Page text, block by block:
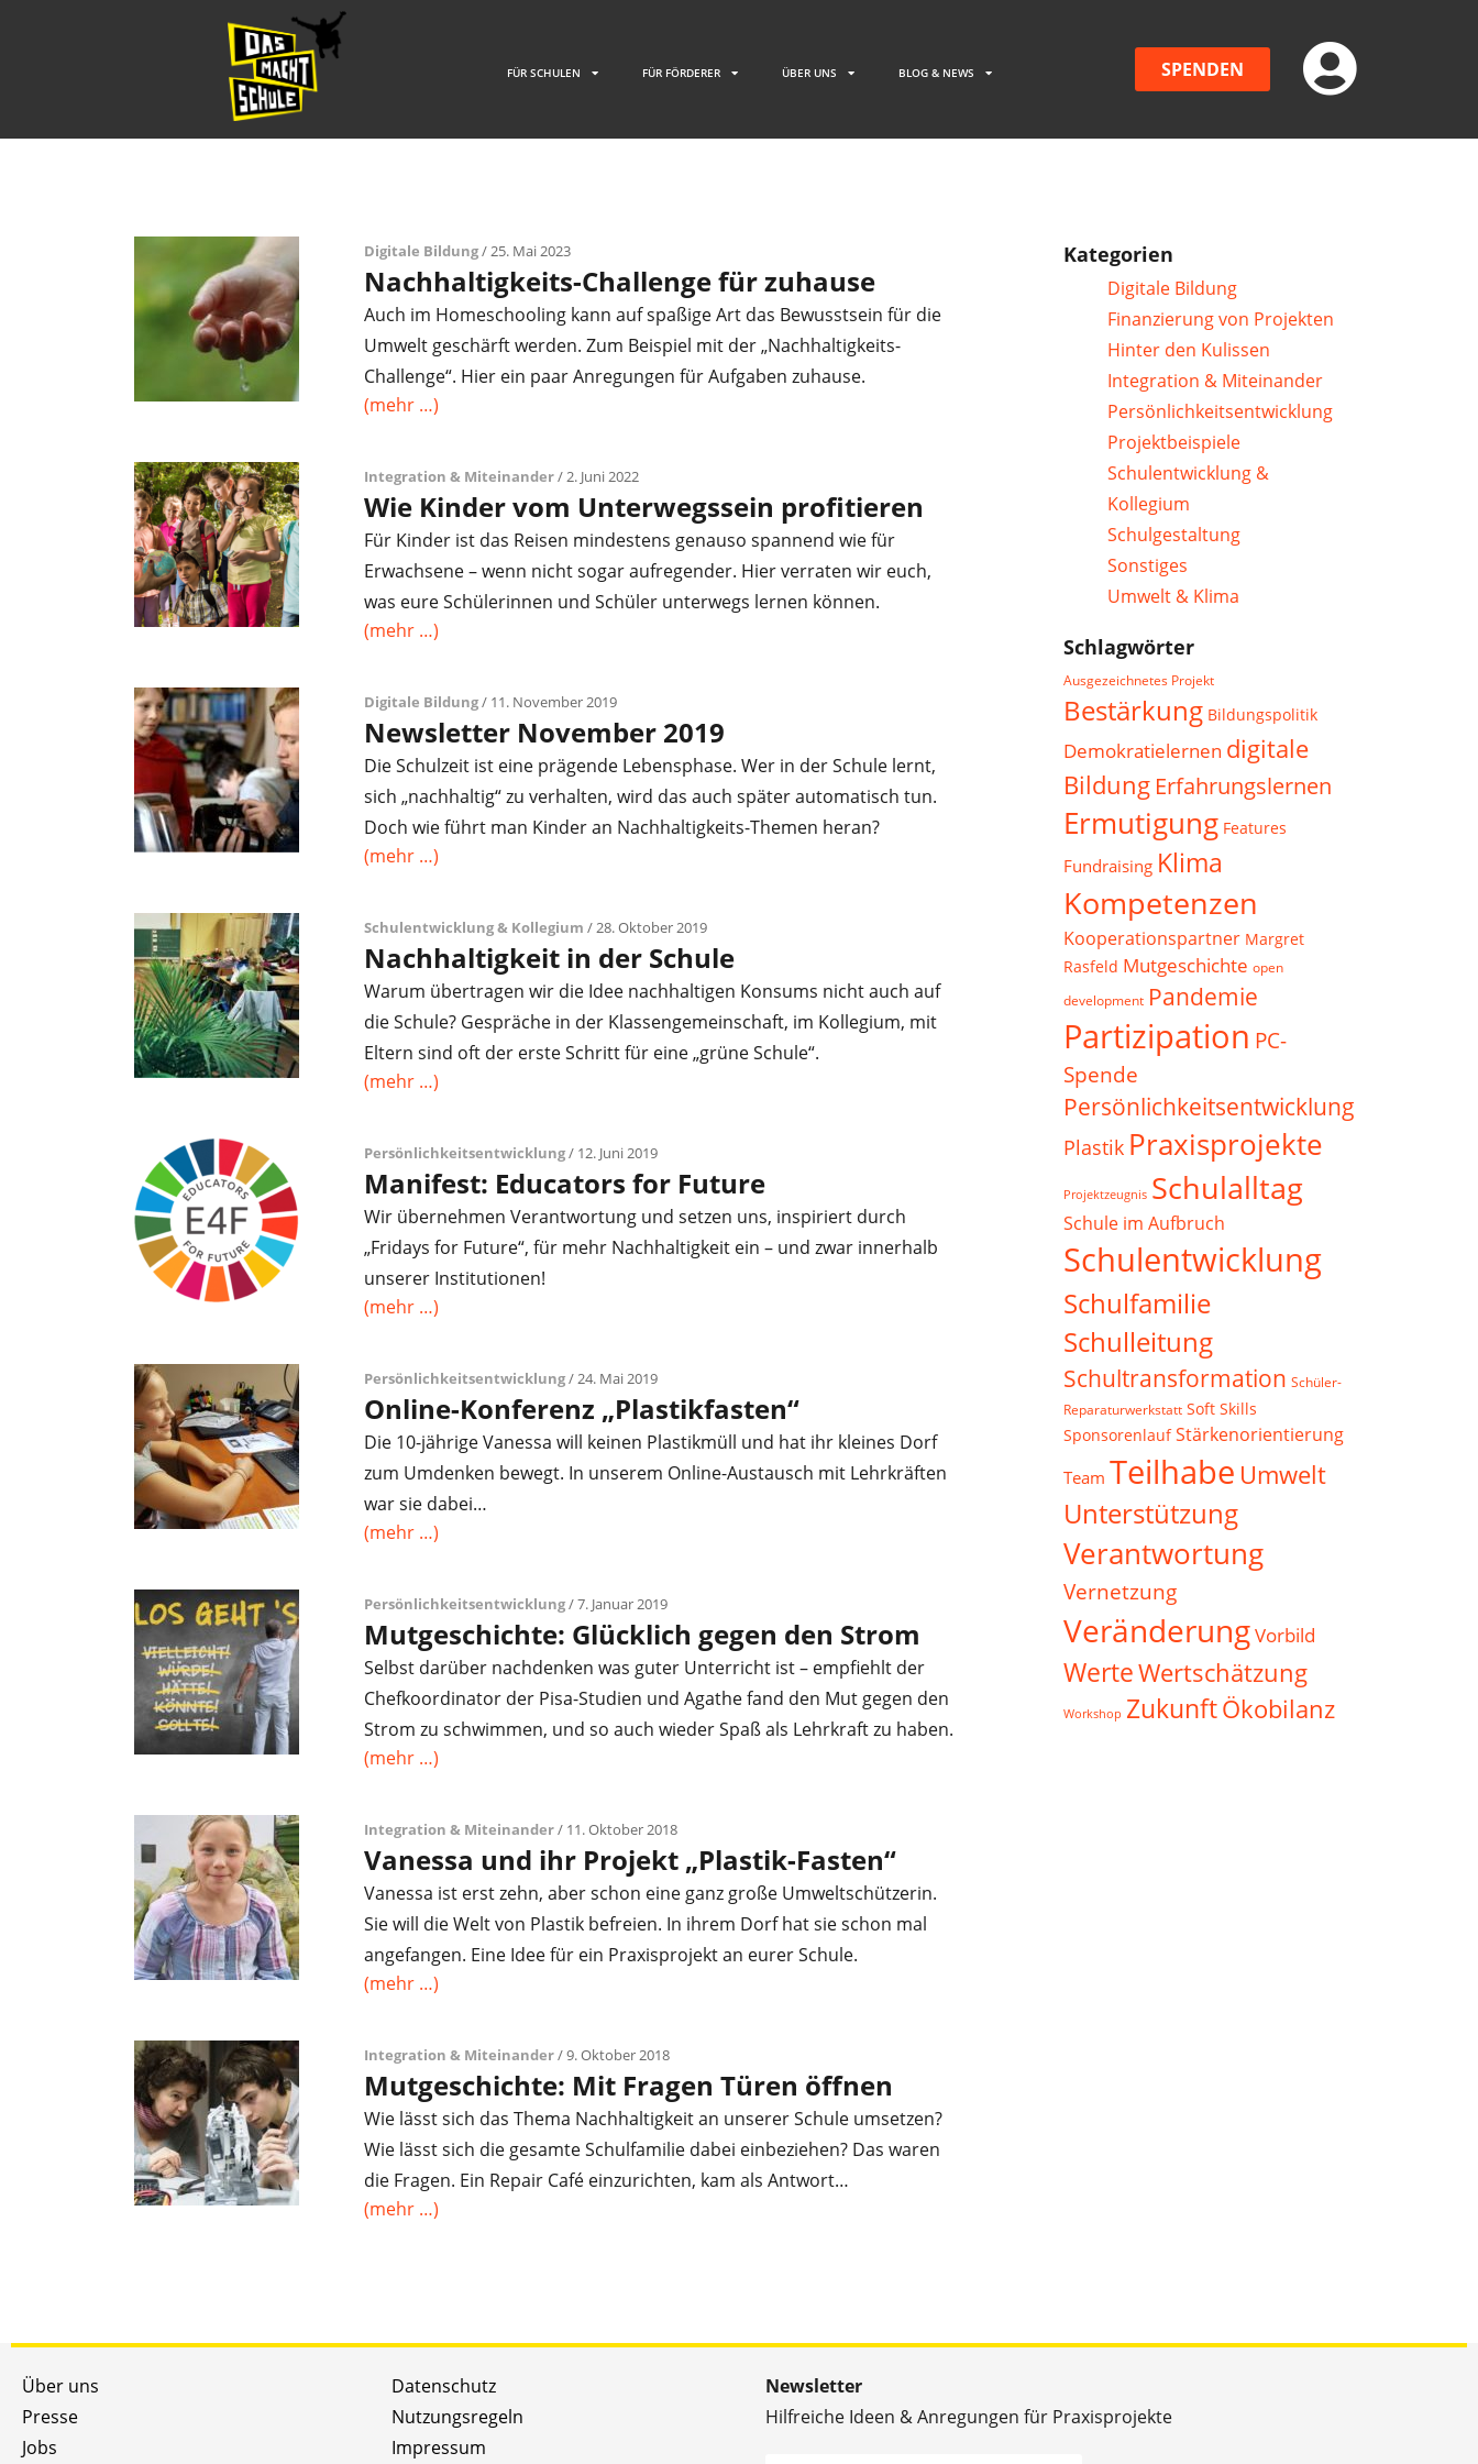
FÜR SCHULEN FÜR FÖRDERER ÜBER UNS BLOG & NEWS SPENDEN
Digitale Bildung/ 25. Mai 2023
Nachhaltigkeits-Challenge für zuhause
Auch im Homeschooling kann auf spaßige Art das Bewusstsein für die
Umwelt geschärft werden. Zum Beispiel mit der „Nachhaltigkeits-
Challenge“. Hier ein paar Anregungen für Aufgaben zuhause.
(mehr …)
Integration & Miteinander/ 2. Juni 2022
Wie Kinder vom Unterwegssein profitieren
Für Kinder ist das Reisen mindestens genauso spannend wie für
Erwachsene – wenn nicht sogar aufregender. Hier verraten wir euch,
was eure Schülerinnen und Schüler unterwegs lernen können.
(mehr …)
Digitale Bildung/ 11. November 2019
Newsletter November 2019
Die Schulzeit ist eine prägende Lebensphase. Wer in der Schule lernt,
sich „nachhaltig“ zu verhalten, wird das auch später automatisch tun.
Doch wie führt man Kinder an Nachhaltigkeits-Themen heran?
(mehr …)
Schulentwicklung & Kollegium / 28. Oktober 2019
Nachhaltigkeit in der Schule
Warum übertragen wir die Idee nachhaltigen Konsums nicht auch auf
die Schule? Gespräche in der Klassengemeinschaft, im Kollegium, mit
Eltern sind oft der erste Schritt für eine „grüne Schule“.
(mehr …)
Persönlichkeitsentwicklung/ 12. Juni 2019
Manifest: Educators for Future
Wir übernehmen Verantwortung und setzen uns, inspiriert durch
„Fridays for Future“, für mehr Nachhaltigkeit ein – und zwar innerhalb
unserer Institutionen!
(mehr …)
Persönlichkeitsentwicklung/ 24. Mai 2019
Online-Konferenz „Plastikfasten“
Die 10-jährige Vanessa will keinen Plastikmüll und hat ihr kleines Dorf
zum Umdenken bewegt. In unserem Online-Austausch mit Lehrkräften
war sie dabei…
(mehr …)
Persönlichkeitsentwicklung/ 7. Januar 2019
Mutgeschichte: Glücklich gegen den Strom
Selbst darüber nachdenken was guter Unterricht ist – empfiehlt der
Chefkoordinator der Pisa-Studien und Agathe fand den Mut gegen den
Strom zu schwimmen, und so auch wieder Spaß als Lehrkraft zu haben.
(mehr …)
Integration & Miteinander/ 11. Oktober 2018
Vanessa und ihr Projekt „Plastik-Fasten“
Vanessa ist erst zehn, aber schon eine ganz große Umweltschützerin.
Sie will die Welt von Plastik befreien. In ihrem Dorf hat sie schon mal
angefangen. Eine Idee für ein Praxisprojekt an eurer Schule.
(mehr …)
Integration & Miteinander/ 9. Oktober 2018
Mutgeschichte: Mit Fragen Türen öffnen
Wie lässt sich das Thema Nachhaltigkeit an unserer Schule umsetzen?
Wie lässt sich die gesamte Schulfamilie dabei einbeziehen? Das waren
die Fragen. Ein Repair Café einzurichten, kam als Antwort…
(mehr …)
Kategorien
Digitale Bildung
Finanzierung von Projekten
Hinter den Kulissen
Integration & Miteinander
Persönlichkeitsentwicklung
Projektbeispiele
Schulentwicklung &
Kollegium
Schulgestaltung
Sonstiges
Umwelt & Klima
Schlagwörter
Ausgezeichnetes Projekt
Bestärkung Bildungspolitik
Demokratielernen digitale
Bildung Erfahrungslernen
Ermutigung Features
Fundraising Klima
Kompetenzen
Kooperationspartner Margret
Rasfeld Mutgeschichte open
development Pandemie
Partizipation PC-
Spende
Persönlichkeitsentwicklung
Plastik Praxisprojekte
Projektzeugnis Schulalltag
Schule im Aufbruch
Schulentwicklung
Schulfamilie
Schulleitung
Schultransformation Schüler-
Reparaturwerkstatt Soft Skills
Sponsorenlauf Stärkenorientierung
Team Teilhabe Umwelt
Unterstützung
Verantwortung
Vernetzung
VeränderungVorbild
WerteWertschätzung
Workshop ZukunftÖkobilanz
Über uns
Presse
Jobs
Datenschutz
Nutzungsregeln
Impressum
Newsletter
Hilfreiche Ideen & Anregungen für Praxisprojekte